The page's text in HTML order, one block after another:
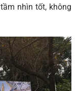
nhìn tốt, không